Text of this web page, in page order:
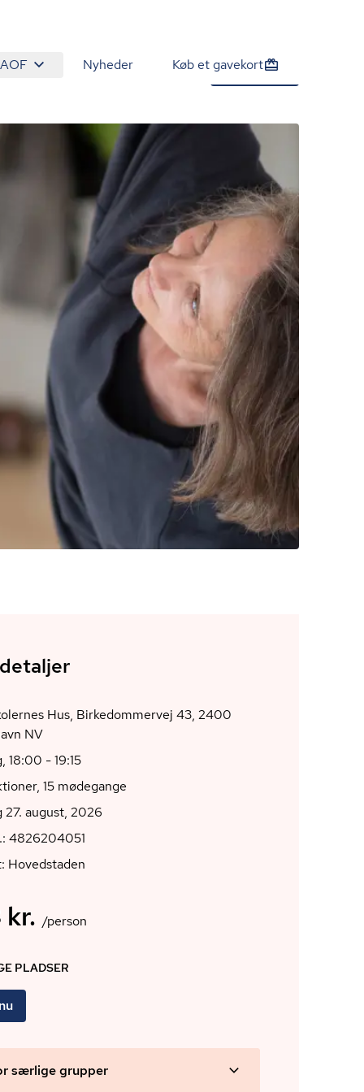
Nyheder Køb et gavekort
1.463 kr. /person Tilmeld nu
Hus, Birkedommervej 43, 2400
NV
18:00 - 19:15
15 mødegange
27. august, 2026
4826204051
Hovedstaden
kr. /person
PLADSER
særlige grupper